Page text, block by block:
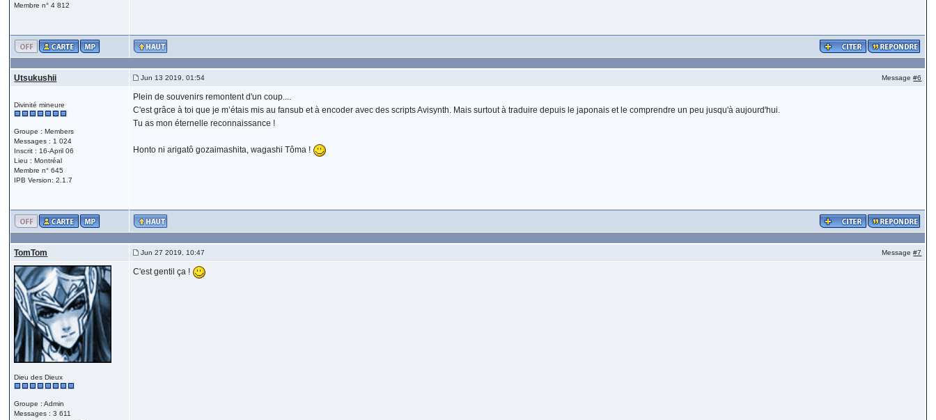
Membre n° 4 812
Utsukushii Jun 13 2019, 01:54 Message#6
Divinité mineure
Groupe : Members
Messages : 1 024
Inscrit : 16-April 06
Lieu : Montréal
Membre n° 645
IPB Version: 2.1.7
Plein de souvenirs remontent d'un coup....
C'est grâce à toi que je m’étais mis au fansub et à encoder avec des scripts Avisynth. Mais surtout à traduire depuis le japonais et le comprendre un peu jusqu'à aujourd'hui.
Tu as mon éternelle reconnaissance !
Honto ni arigatô gozaimashita, wagashi Tôma !
TomTom Jun 27 2019, 10:47 Message#7
Dieu des Dieux
Groupe : Admin
Messages : 3 611
C'est gentil ça !